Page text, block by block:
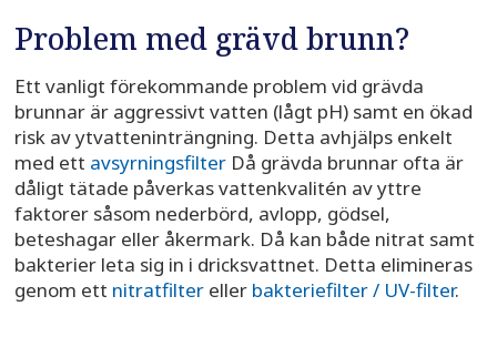
Problem med grävd brunn?
Ett vanligt förekommande problem vid grävda
brunnar är aggressivt vatten (lågt pH) samt en ökad
risk av ytvatteninträngning. Detta avhjälps enkelt
med ett avsyrningsfilterDå grävda brunnar ofta är
dåligt tätade påverkas vattenkvalitén av yttre
faktorer såsom nederbörd, avlopp, gödsel,
beteshagar eller åkermark. Då kan både nitrat samt
bakterier leta sig in i dricksvattnet. Detta elimineras
genom ett nitratfiltereller bakteriefilter / UV-filter.